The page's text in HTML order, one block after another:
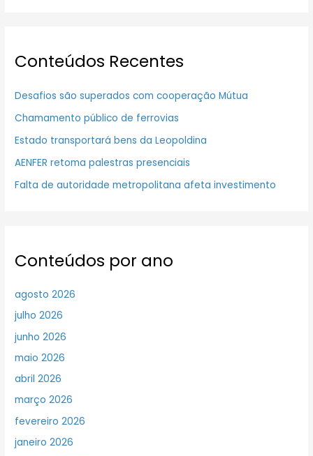
Conteúdos Recentes
Desafios são superados com cooperação Mútua
Chamamento público de ferrovias
Estado transportará bens da Leopoldina
AENFER retoma palestras presenciais
Falta de autoridade metropolitana afeta investimento
Conteúdos por ano
agosto 2026
julho 2026
junho 2026
maio 2026
abril 2026
março 2026
fevereiro 2026
janeiro 2026